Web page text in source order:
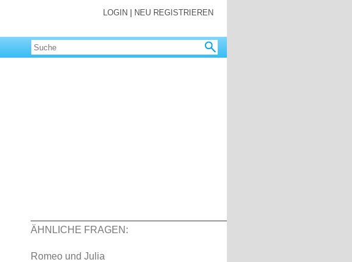
LOGIN NEU REGISTRIEREN
ÄHNLICHE FRAGEN:
Romeo und Julia